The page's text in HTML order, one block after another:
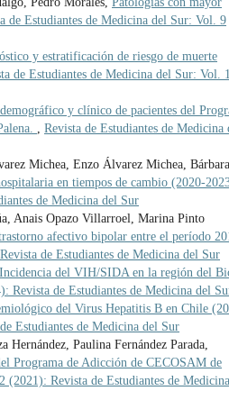
de Estudiantes de Medicina del Sur: Vol. 9
y estratificación de riesgo de muerte
de Estudiantes de Medicina del Sur: Vol.
y clínico de pacientes del
, Revista de Estudiantes de Medicina
Michea, Enzo Álvarez Michea, Bárbara
en tiempos de cambio (2020-
de Medicina del Sur
Anais Opazo Villarroel, Marina Pinto
afectivo bipolar entre el período
de Estudiantes de Medicina del Sur
Incidencia del VIH/SIDA en la región del
Revista de Estudiantes de Medicina del
del Virus Hepatitis B en Chile
Estudiantes de Medicina del Sur
Paulina Fernández Parada,
Programa de Adicción de CECOSAM de
Revista de Estudiantes de